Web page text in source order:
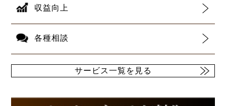
収益向上
各種相談
サービス一覧を見る